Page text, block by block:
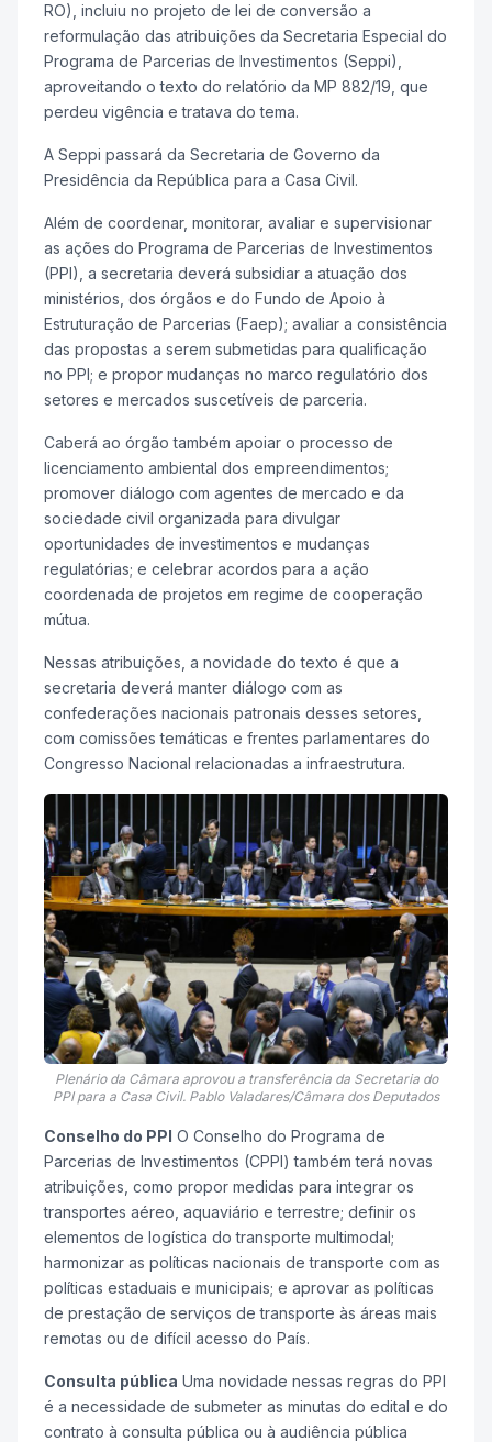
RO), incluiu no projeto de lei de conversão a
reformulação das atribuições da Secretaria Especial do
Programa de Parcerias de Investimentos (Seppi),
aproveitando o texto do relatório da MP 882/19, que
perdeu vigência e tratava do tema.
A Seppi passará da Secretaria de Governo da
Presidência da República para a Casa Civil.
Além de coordenar, monitorar, avaliar e supervisionar
as ações do Programa de Parcerias de Investimentos
(PPI), a secretaria deverá subsidiar a atuação dos
ministérios, dos órgãos e do Fundo de Apoio à
Estruturação de Parcerias (Faep); avaliar a consistência
das propostas a serem submetidas para qualificação
no PPI; e propor mudanças no marco regulatório dos
setores e mercados suscetíveis de parceria.
Caberá ao órgão também apoiar o processo de
licenciamento ambiental dos empreendimentos;
promover diálogo com agentes de mercado e da
sociedade civil organizada para divulgar
oportunidades de investimentos e mudanças
regulatórias; e celebrar acordos para a ação
coordenada de projetos em regime de cooperação
mútua.
Nessas atribuições, a novidade do texto é que a
secretaria deverá manter diálogo com as
confederações nacionais patronais desses setores,
com comissões temáticas e frentes parlamentares do
Congresso Nacional relacionadas a infraestrutura.
Plenário da Câmara aprovou a transferência da Secretaria do
PPI para a Casa Civil. Pablo Valadares/Câmara dos Deputados
Conselho do PPI O Conselho do Programa de
Parcerias de Investimentos (CPPI) também terá novas
atribuições, como propor medidas para integrar os
transportes aéreo, aquaviário e terrestre; definir os
elementos de logística do transporte multimodal;
harmonizar as políticas nacionais de transporte com as
políticas estaduais e municipais; e aprovar as políticas
de prestação de serviços de transporte às áreas mais
remotas ou de difícil acesso do País.
Consulta pública Uma novidade nessas regras do PPI
é a necessidade de submeter as minutas do edital e do
contrato à consulta pública ou à audiência pública